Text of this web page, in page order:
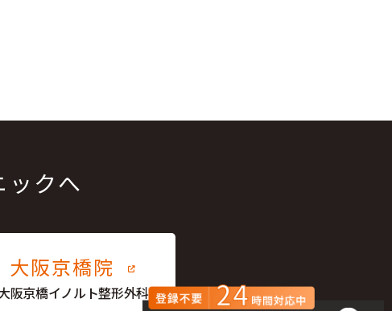
ックへ
大阪京橋院
阪京橋イノルト整形外科